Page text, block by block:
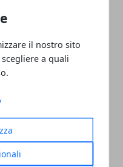
il nostro sito
a quali
al Teatro
immaginazione